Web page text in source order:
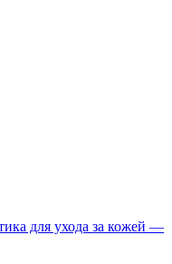
для ухода за кожей —